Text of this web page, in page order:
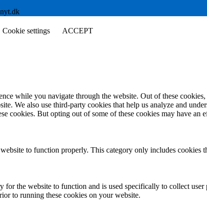
Cookie settings ACCEPT
while you navigate through the website. Out of these
We also use third-party cookies that help us analyze and
cookies. But opting out of some of these cookies may have an
to function properly. This category only includes
the website to function and is used specifically to collect
to running these cookies on your website.